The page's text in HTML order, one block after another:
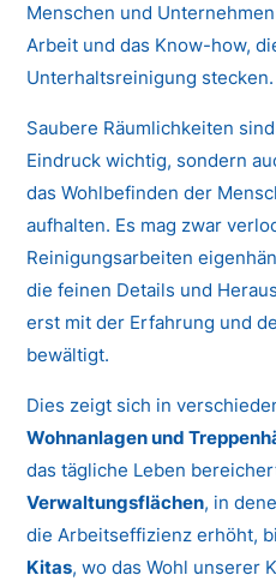
Menschen und
Arbeit und das Know-how,
Unterhaltsreinigung stecken.
Saubere Räumlichkeiten
Eindruck wichtig, sondern
das Wohlbefinden der
aufhalten. Es mag zwar
Reinigungsarbeiten
die feinen Details und
erst mit der Erfahrung und
bewältigt.
Dies zeigt sich in
Wohnanlagen und
das tägliche Leben
Verwaltungsflächen, in
die Arbeitseffizienz erhöht,
Kitas, wo das Wohl unserer